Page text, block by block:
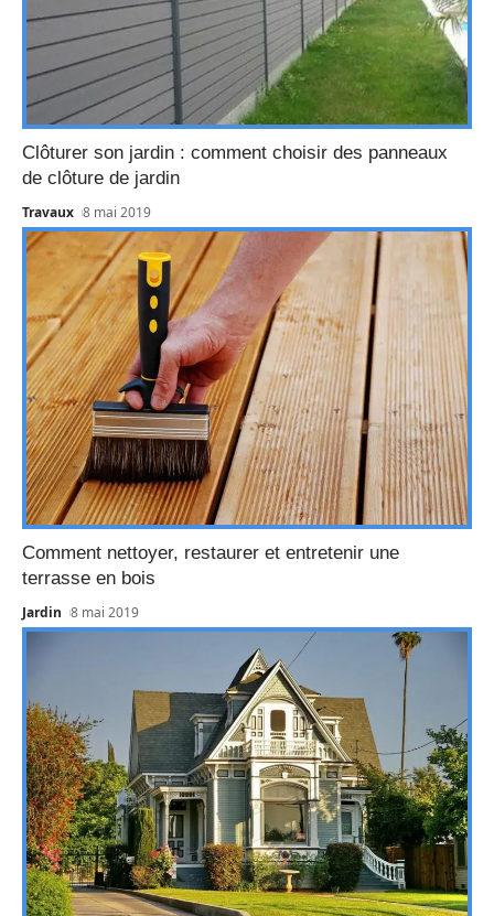
Clôturer son jardin : comment choisir des panneaux
de clôture de jardin
Travaux 8 mai 2019
Comment nettoyer, restaurer et entretenir une
terrasse en bois
Jardin 8 mai 2019